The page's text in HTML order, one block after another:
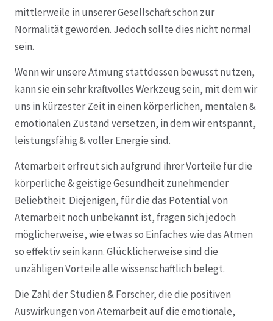
mittlerweile in unserer Gesellschaft schon zur
Normalität geworden. Jedoch sollte dies nicht normal
sein.
Wenn wir unsere Atmung stattdessen bewusst nutzen,
kann sie ein sehr kraftvolles Werkzeug sein, mit dem wir
uns in kürzester Zeit in einen körperlichen, mentalen &
emotionalen Zustand versetzen, in dem wir entspannt,
leistungsfähig & voller Energie sind.
Atemarbeit erfreut sich aufgrund ihrer Vorteile für die
körperliche & geistige Gesundheit zunehmender
Beliebtheit. Diejenigen, für die das Potential von
Atemarbeit noch unbekannt ist, fragen sich jedoch
möglicherweise, wie etwas so Einfaches wie das Atmen
so effektiv sein kann. Glücklicherweise sind die
unzähligen Vorteile alle wissenschaftlich belegt.
Die Zahl der Studien & Forscher, die die positiven
Auswirkungen von Atemarbeit auf die emotionale,